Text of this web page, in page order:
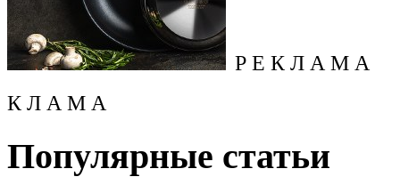
Р Е К Л А М А
К Л А М А
Популярные статьи